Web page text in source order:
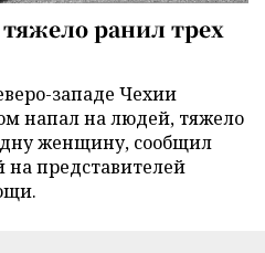
ранил трех
западе Чехии
напал на людей, тяжело
женщину, сообщил
на представителей